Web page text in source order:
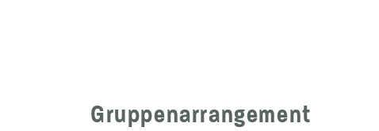
Gruppenarrangement